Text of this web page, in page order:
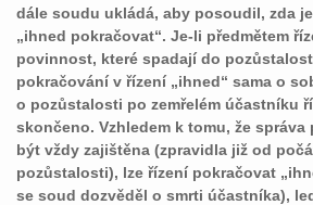
dále soudu ukládá, aby posoudil, zda
„ihned pokračovat“. Je-li předmětem
povinnost, které spadají do
pokračování v řízení „ihned“ sama o
o pozůstalosti po zemřelém účastníku
skončeno. Vzhledem k tomu, že
být vždy zajištěna (zpravidla již od
pozůstalosti), lze řízení pokračovat
se soud dozvěděl o smrti účastníka),